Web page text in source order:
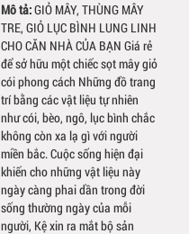
Mô tả:GIỎ MÂY, THÙNG MÂY
TRE, GIỎ LỤC BÌNH LUNG LINH
CHO CĂN NHÀ CỦA BẠN Giá rẻ
để sở hữu một chiếc sọt mây giỏ
cói phong cách Những đồ trang
trí bằng các vật liệu tự nhiên
như cói, bèo, ngô, lục bình chắc
không còn xa lạ gì với người
miền bắc. Cuộc sống hiện đại
khiến cho những vật liệu này
ngày càng phai dần trong đời
sống thường ngày của mỗi
người, Kệ xin ra mắt bộ sản